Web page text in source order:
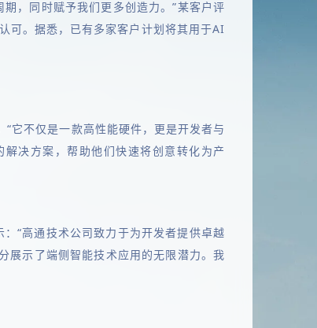
，同时赋予我们更多创造力。”某客户评
可。据悉，已有多家客户计划将其用于AI
它不仅是一款高性能硬件，更是开发者与
决方案，帮助他们快速将创意转化为产
“高通技术公司致力于为开发者提供卓越
展示了端侧智能技术应用的无限潜力。我